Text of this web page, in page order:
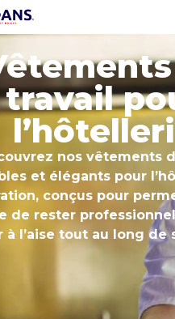
travail
nos vêtements
et élégants pour
conçus pour
de rester
à l’aise tout au long de